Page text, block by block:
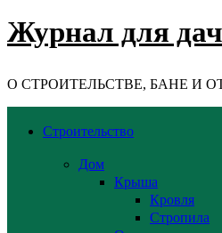
Журнал для
О СТРОИТЕЛЬСТВЕ, БАНЕ И
Строительство
Дом
Крыша
Кровля
Стропила